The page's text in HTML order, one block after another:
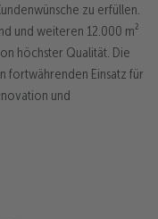
zu erfüllen.
und weiteren 12.000 m²
höchster Qualität. Die
fortwährenden Einsatz für
und